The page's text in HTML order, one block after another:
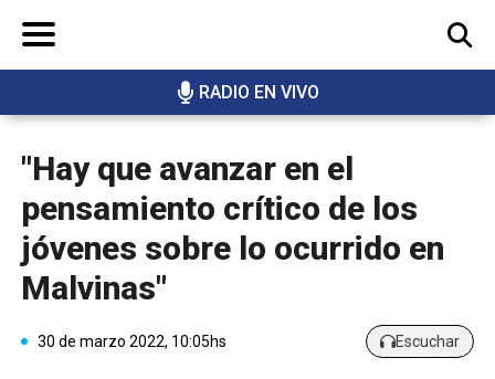
RADIO EN VIVO
BUSCAR
"Hay que avanzar en el
pensamiento crítico de los
jóvenes sobre lo ocurrido en
Malvinas"
30 de marzo 2022, 10:05hs Escuchar